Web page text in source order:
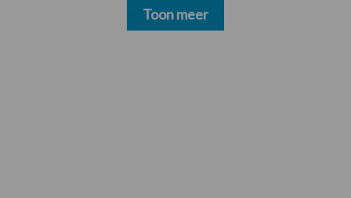
Toon meer